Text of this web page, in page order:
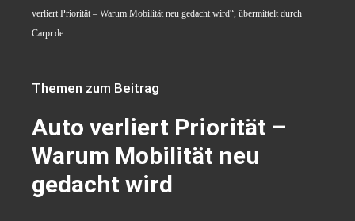
verliert Priorität – Warum Mobilität neu gedacht wird“, übermittelt durch
Carpr.de
Themen zum Beitrag
Auto verliert Priorität –
Warum Mobilität neu
gedacht wird